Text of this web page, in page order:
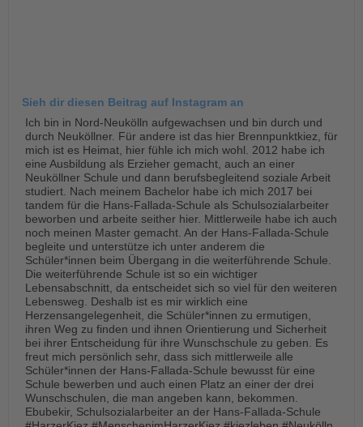
Sieh dir diesen Beitrag auf Instagram an
Ich bin in Nord-Neukölln aufgewachsen und bin durch und
durch Neuköllner. Für andere ist das hier Brennpunktkiez, für
mich ist es Heimat, hier fühle ich mich wohl. 2012 habe ich
eine Ausbildung als Erzieher gemacht, auch an einer
Neuköllner Schule und dann berufsbegleitend soziale Arbeit
studiert. Nach meinem Bachelor habe ich mich 2017 bei
tandem für die Hans-Fallada-Schule als Schulsozialarbeiter
beworben und arbeite seither hier. Mittlerweile habe ich auch
noch meinen Master gemacht. An der Hans-Fallada-Schule
begleite und unterstütze ich unter anderem die
Schüler*innen beim Übergang in die weiterführende Schule.
Die weiterführende Schule ist so ein wichtiger
Lebensabschnitt, da entscheidet sich so viel für den weiteren
Lebensweg. Deshalb ist es mir wirklich eine
Herzensangelegenheit, die Schüler*innen zu ermutigen,
ihren Weg zu finden und ihnen Orientierung und Sicherheit
bei ihrer Entscheidung für ihre Wunschschule zu geben. Es
freut mich persönlich sehr, dass sich mittlerweile alle
Schüler*innen der Hans-Fallada-Schule bewusst für eine
Schule bewerben und auch einen Platz an einer der drei
Wunschschulen, die man angeben kann, bekommen.
Ebubekir, Schulsozialarbeiter an der Hans-Fallada-Schule